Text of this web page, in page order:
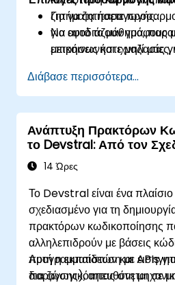
ζητήματα παραγωγής.
Να εφοδιάζουν γράφους
μετρήσεις και
παρακολουθούν SLA και
Για να ζητήσετε
για αυτό το μάθημα,
επικοινωνήστε μαζί μας
Διάβασε περισσότερα...
Ανάπτυξη Πρακτόρων
το Devstral: Από τον
Πρακτόρων στην
14 Ώρες
Το Devstral είναι ένα
σχεδιασμένο για τη
πρακτόρων κωδικοποίησης
αλληλεπιδρούν με βάσεις
προγραμματιστών και APIs
παραγωγικότητας στη
Αυτή η εκπαίδευση με
δια ζώσης), απευθύνεται σε